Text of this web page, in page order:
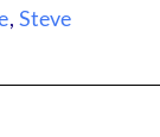
, Steve